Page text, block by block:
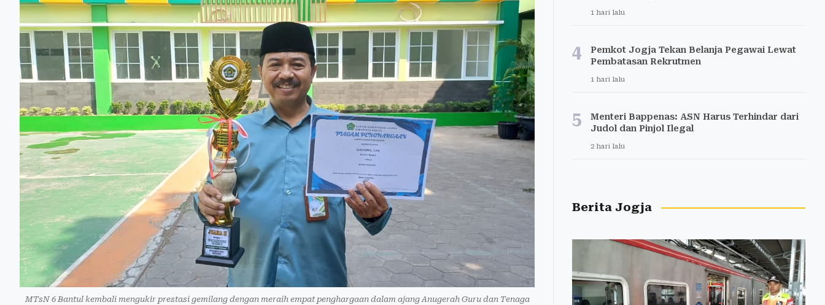
MTsN 6 Bantul kembali mengukir prestasi gemilang dengan meraih empat penghargaan dalam ajang Anugerah Guru dan Tenaga
1 hari lalu
4
Pemkot Jogja Tekan Belanja Pegawai Lewat
Pembatasan Rekrutmen
1 hari lalu
5
Menteri Bappenas: ASN Harus Terhindar dari
Judol dan Pinjol Ilegal
2 hari lalu
Berita Jogja